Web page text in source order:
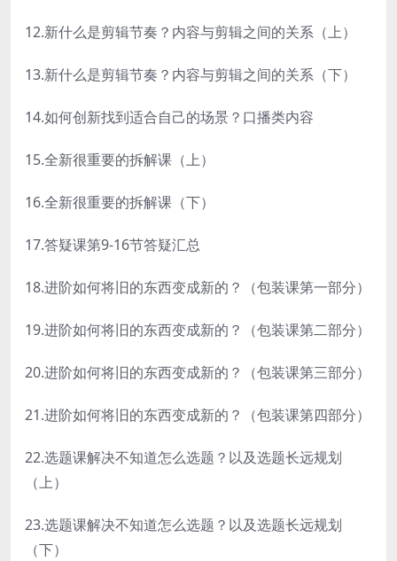
12.新什么是剪辑节奏？内容与剪辑之间的关系（上）
13.新什么是剪辑节奏？内容与剪辑之间的关系（下）
14.如何创新找到适合自己的场景？口播类内容
15.全新很重要的拆解课（上）
16.全新很重要的拆解课（下）
17.答疑课第9-16节答疑汇总
18.进阶如何将旧的东西变成新的？（包装课第一部分）
19.进阶如何将旧的东西变成新的？（包装课第二部分）
20.进阶如何将旧的东西变成新的？（包装课第三部分）
21.进阶如何将旧的东西变成新的？（包装课第四部分）
22.选题课解决不知道怎么选题？以及选题长远规划
（上）
23.选题课解决不知道怎么选题？以及选题长远规划
（下）